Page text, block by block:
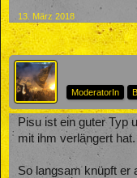
13. März 2018
ModeratorIn
Pisu ist ein guter Typ
mit ihm verlängert
So langsam knüpft er